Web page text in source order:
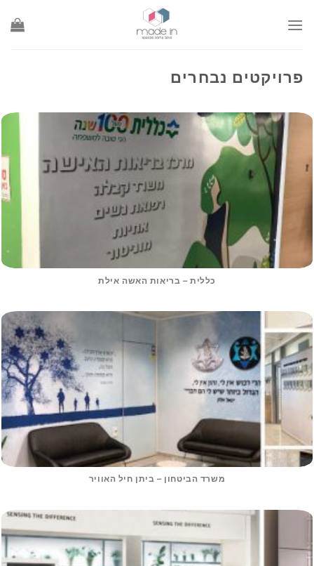
פרויקטים נבחרים
כללית – בריאות האשה אילת
משרד הביטחון – ביתן חיל האוויר